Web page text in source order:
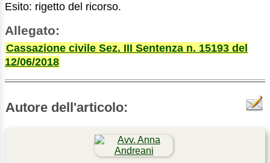
Esito: rigetto del ricorso.
Allegato:
Cassazione civile Sez. III Sentenza n. 15193 del
12/06/2018
Autore dell'articolo: